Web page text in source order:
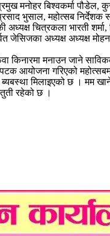
मनोहर बिश्वकर्मा
भुसाल, महोत्सब निर्देशक
चित्रकला भारती
जेसिजका अध्यक्ष अध्यक्ष
फेवा किनारमा मनाउन जाने
आयोजना गरिएको
मिलाइएको छ । मम
रहेको छ ।